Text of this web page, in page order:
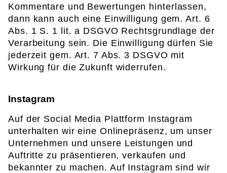
Kommentare und Bewertungen hinterlassen,
dann kann auch eine Einwilligung gem. Art. 6
Abs. 1 S. 1 lit. a DSGVO Rechtsgrundlage der
Verarbeitung sein. Die Einwilligung dürfen Sie
jederzeit gem. Art. 7 Abs. 3 DSGVO mit
Wirkung für die Zukunft widerrufen.
Instagram
Auf der Social Media Plattform Instagram
unterhalten wir eine Onlinepräsenz, um unser
Unternehmen und unsere Leistungen und
Auftritte zu präsentieren, verkaufen und
bekannter zu machen. Auf Instagram sind wir